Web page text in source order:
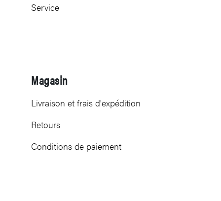
Service
Magasin
Livraison et frais d'expédition
Retours
Conditions de paiement